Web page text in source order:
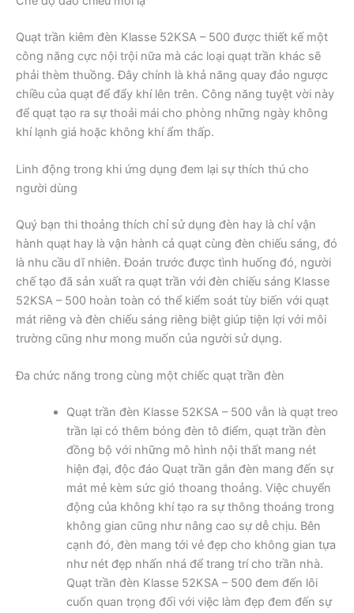
Quạt trần kiêm đèn Klasse 52KSA – 500 được thiết kế một
công năng cực nội trội nữa mà các loại quạt trần khác sẽ
phải thèm thuồng. Đây chính là khả năng quay đảo ngược
chiều của quạt để đẩy khí lên trên. Công năng tuyệt vời này
để quạt tạo ra sự thoải mái cho phòng những ngày không
khí lạnh giá hoặc không khí ẩm thấp.
Linh động trong khi ứng dụng đem lại sự thích thú cho
người dùng
Quý bạn thi thoảng thích chỉ sử dụng đèn hay là chỉ vận
hành quạt hay là vận hành cả quạt cùng đèn chiếu sáng, đó
là nhu cầu dĩ nhiên. Đoán trước được tình huống đó, người
chế tạo đã sản xuất ra quạt trần với đèn chiếu sáng Klasse
52KSA – 500 hoàn toàn có thể kiểm soát tùy biến với quạt
mát riêng và đèn chiếu sáng riêng biệt giúp tiện lợi với môi
trường cũng như mong muốn của người sử dụng.
Đa chức năng trong cùng một chiếc quạt trần đèn
Quạt trần đèn Klasse 52KSA – 500 vẫn là quạt treo
trần lại có thêm bóng đèn tô điểm, quạt trần đèn
đồng bộ với những mô hình nội thất mang nét
hiện đại, độc đáo Quạt trần gắn đèn mang đến sự
mát mẻ kèm sức gió thoang thoảng. Việc chuyển
động của không khí tạo ra sự thông thoáng trong
không gian cũng như nâng cao sự dễ chịu. Bên
cạnh đó, đèn mang tới vẻ đẹp cho không gian tựa
như nét đẹp nhấn nhá để trang trí cho trần nhà.
Quạt trần đèn Klasse 52KSA – 500 đem đến lôi
cuốn quan trọng đối với việc làm đẹp đem đến sự